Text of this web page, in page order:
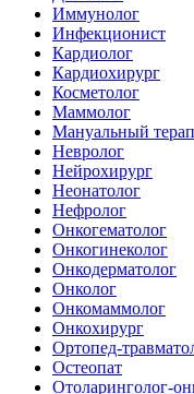
Иммунолог
Инфекционист
Кардиолог
Кардиохирург
Косметолог
Маммолог
Мануальный
Невролог
Нейрохирург
Неонатолог
Нефролог
Онкогематолог
Онкогинеколог
Онкодерматолог
Онколог
Онкомаммолог
Онкохирург
Ортопед-
Остеопат
Отоларинголог-